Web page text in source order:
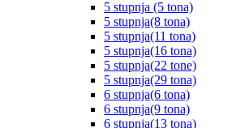
5 stupnja (5 tona)
5 stupnja(8 tona)
5 stupnja(11 tona)
5 stupnja(16 tona)
5 stupnja(22 tone)
5 stupnja(29 tona)
6 stupnja(6 tona)
6 stupnja(9 tona)
6 stupnja(13 tona)